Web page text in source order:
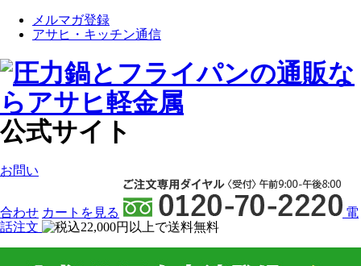
メルマガ登録
アサヒ・キッチン通信
公式サイト
お問い
合わせ カート を見る
電
話注文